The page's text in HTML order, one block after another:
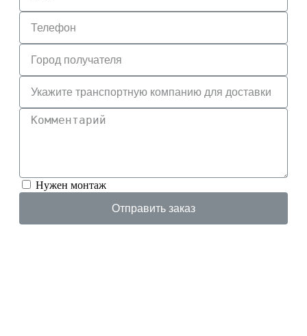
Нужен монтаж
Отправить заказ